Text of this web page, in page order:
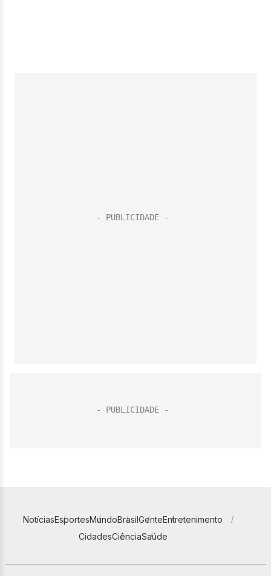
NotíciasEsportesMundoBrasilGenteEntretenimento
CidadesCiênciaSaúde